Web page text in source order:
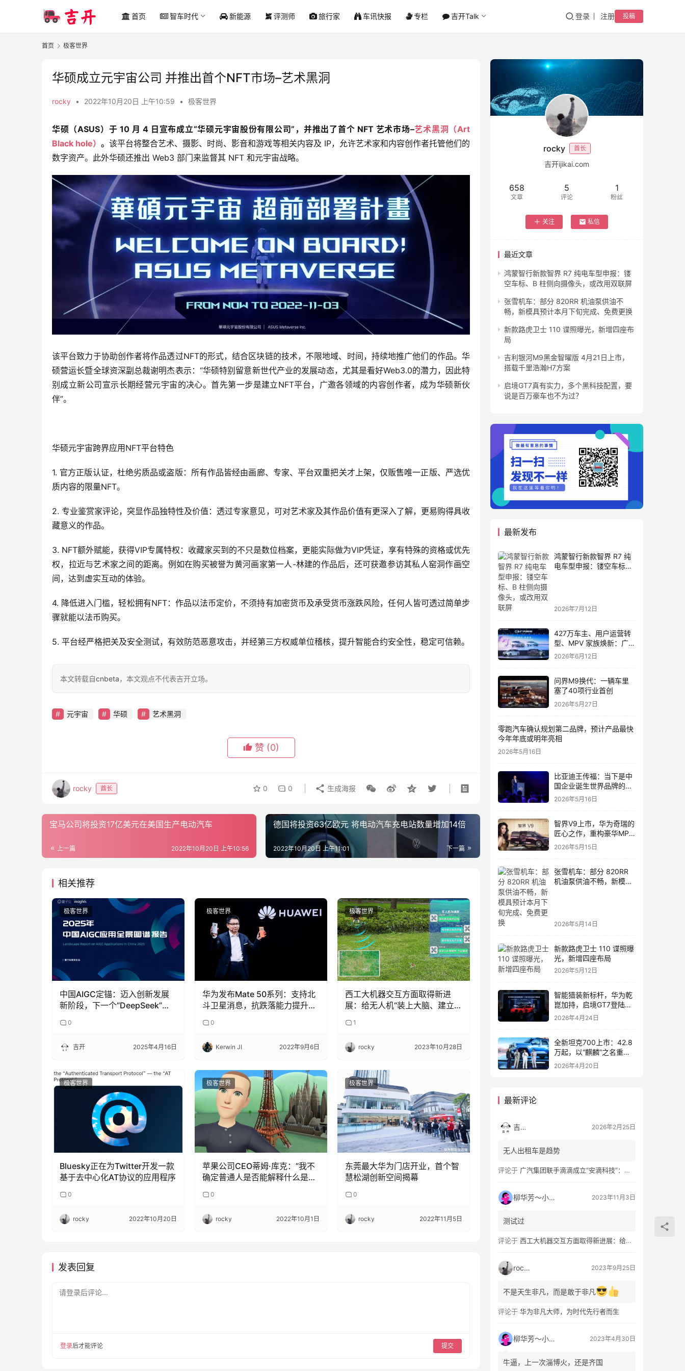
首页 智车时代 新能源 评测师 旅行家 车讯快报 专栏 吉开Talk 登录 注册 投稿
首页 极客世界
华硕成立元宇宙公司 并推出首个NFT市场–艺术黑洞
rocky • 2022年10月20日 上午10:59 • 极客世界
华硕（ASUS）于 10 月 4 日宣布成立“华硕元宇宙股份有限公司”，并推出了首个 NFT 艺术市场–艺术黑洞（Art
Black hole）。该平台将整合艺术、摄影、时尚、影音和游戏等相关内容及 IP，允许艺术家和内容创作者托管他们的
数字资产。此外华硕还推出 Web3 部门来监督其 NFT 和元宇宙战略。
该平台致力于协助创作者将作品透过NFT的形式，结合区块链的技术，不限地域、时间，持续地推广他们的作品。华
硕营运长暨全球资深副总裁谢明杰表示：“华硕特别留意新世代产业的发展动态，尤其是看好Web3.0的濳力，因此特
别成立新公司宣示长期经营元宇宙的决心。首先第一步是建立NFT平台，广邀各领域的内容创作者，成为华硕新伙
伴”。
华硕元宇宙跨界应用NFT平台特色
1. 官方正版认证，杜绝劣质品或盗版：所有作品皆经由画廊、专家、平台双重把关才上架，仅贩售唯一正版、严选优
质内容的限量NFT。
2. 专业鉴赏家评论，突显作品独特性及价值：透过专家意见，可对艺术家及其作品价值有更深入了解，更易购得具收
藏意义的作品。
3. NFT额外赋能，获得VIP专属特权：收藏家买到的不只是数位档案，更能实际做为VIP凭证，享有特殊的资格或优先
权，拉近与艺术家之间的距离。例如在购买被誉为黄河画家第一人-林建的作品后，还可获邀参访其私人窑洞作画空
间，达到虚实互动的体验。
4. 降低进入门槛，轻松拥有NFT：作品以法币定价，不须持有加密货币及承受货币涨跌风险，任何人皆可透过简单步
骤就能以法币购买。
5. 平台经严格把关及安全测试，有效防范恶意攻击，并经第三方权威单位稽核，提升智能合约安全性，稳定可信赖。
本文转载自cnbeta，本文观点不代表吉开立场。
元宇宙 华硕 艺术黑洞
赞 (0)
rocky 酋长 0 0 生成海报
宝马公司将投资17亿美元在美国生产电动汽车
上一篇 2022年10月20日 上午10:56
德国将投资63亿欧元 将电动汽车充电站数量增加14倍
下一篇
2022年10月20日 上午11:01
相关推荐
极客世界
中国AIGC定锚：迈入创新发展
新阶段，下一个“DeepSeek”在
0
吉开 2025年4月16日
极客世界
华为发布Mate 50系列：支持北
斗卫星消息，抗跌落能力提升至
0
Kerwin JI 2022年9月6日
极客世界
西工大机器交互方面取得新进
展：给无人机“装上大脑、建立
1
rocky 2023年10月28日
极客世界
Bluesky正在为Twitter开发一款
基于去中心化AT协议的应用程序
0
rocky 2022年10月20日
极客世界
苹果公司CEO蒂姆·库克：”我不
确定普通人是否能解释什么是元
0
rocky 2022年10月1日
极客世界
东莞最大华为门店开业，首个智
慧松湖创新空间揭幕
0
rocky 2022年11月5日
发表回复
请登录后评论...
登录后才能评论 提交
rocky 酋长
吉开ijikai.com
658
文章
5
评论
1
粉丝
关注 私信
最近文章
鸿蒙智行新款智界 R7 纯电车型申报：镂
空车标、B 柱侧向摄像头，或改用双联屏
张雪机车：部分 820RR 机油泵供油不
畅，新模具预计本月下旬完成、免费更换
新款路虎卫士 110 谍照曝光，新增四座布
局
吉利银河M9黑金智曜版 4月21日上市，
搭载千里浩瀚H7方案
启境GT7真有实力，多个黑科技配置，要
说是百万豪车也不为过？
最新发布
鸿蒙智行新款智界 R7 纯
电车型申报：镂空车标、
2026年7月12日
427万车主、用户运营转
型、MPV 家族焕新：广汽
传祺书写新传奇
2026年6月12日
问界M9换代：一辆车里
塞了40项行业首创
2026年5月27日
零跑汽车确认规划第二品牌，预计产品最快
今年年底或明年亮相
2026年5月16日
比亚迪王传福：当下是中
国企业诞生世界品牌的最
佳历史机遇，尤其是制造
2026年5月16日
智界V9上市，华为奇瑞的
匠心之作，重构豪华MPV
市场格局
2026年5月15日
张雪机车：部分 820RR
机油泵供油不畅，新模具
2026年5月14日
新款路虎卫士 110 谍照曝
光，新增四座布局
2026年5月12日
智能猎装新标杆，华为乾
崑加持，启境GT7登陆
2026北京车展
2026年4月24日
全新坦克700上市：42.8
万起，以“麒麟”之名重塑
全域豪华
2026年4月20日
最新评论
吉开 2026年2月25日
无人出租车是趋势
评论于 广汽集团联手滴滴成立“安滴科技”：加速 L4 级 Robotaxi 量产
柳华芳～小芳侠 2023年11月3日
测试过
评论于 西工大机器交互方面取得新进展：给无人机“装上大脑、建立群聊”
rocky 2023年9月25日
不是天生非凡，而是敢于非凡
评论于 华为非凡大师，为时代先行者而生
柳华芳～小芳侠 2023年4月30日
牛逼，上一次淄博火，还是齐国